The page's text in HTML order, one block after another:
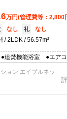
万円(管理費等：2,800
なし 礼
なし
2LDK 56.57m²
追焚機能浴室 ●エア
証人不要
ョン エイブルネッ